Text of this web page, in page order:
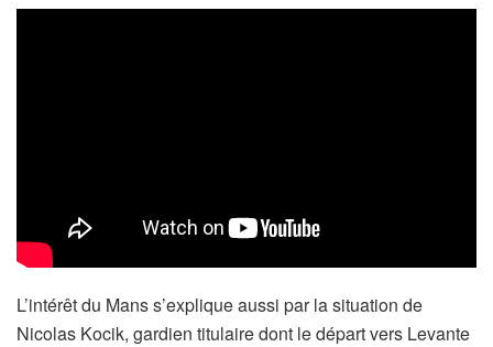
L’intérêt du Mans s’explique aussi par la situation de
Nicolas Kocik, gardien titulaire dont le départ vers Levante